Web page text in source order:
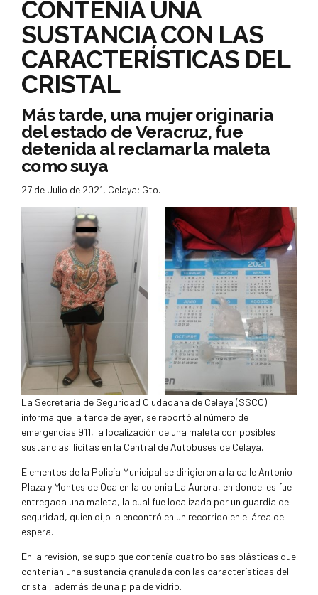
CONTENÍA UNA
SUSTANCIA CON LAS
CARACTERÍSTICAS DEL
CRISTAL
Más tarde, una mujer originaria
del estado de Veracruz, fue
detenida al reclamar la maleta
como suya
27 de Julio de 2021, Celaya; Gto.
La Secretaría de Seguridad Ciudadana de Celaya (SSCC)
informa que la tarde de ayer, se reportó al número de
emergencias 911, la localización de una maleta con posibles
sustancias ilícitas en la Central de Autobuses de Celaya.
Elementos de la Policía Municipal se dirigieron a la calle Antonio
Plaza y Montes de Oca en la colonia La Aurora, en donde les fue
entregada una maleta, la cual fue localizada por un guardia de
seguridad, quien dijo la encontró en un recorrido en el área de
espera.
En la revisión, se supo que contenía cuatro bolsas plásticas que
contenían una sustancia granulada con las características del
cristal, además de una pipa de vidrio.